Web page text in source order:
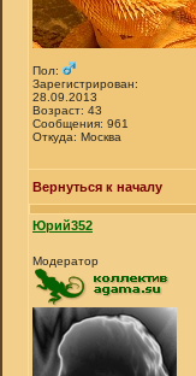
Пол:
Зарегистрирован:
28.09.2013
Возраст: 43
Сообщения: 961
Откуда: Москва
Вернуться к началу
Юрий352
Модератор